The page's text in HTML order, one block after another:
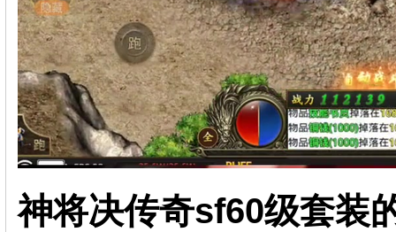
神将决传奇sf60级套装